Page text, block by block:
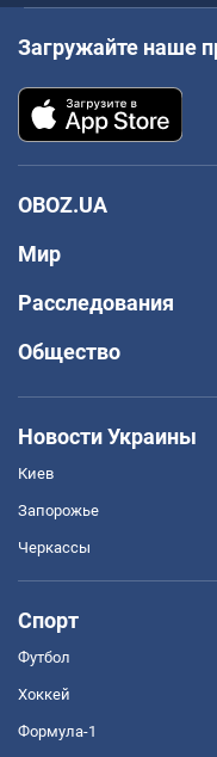
Загружайте наше
OBOZ.UA
Мир
Расследования
Общество
Новости Украины
Киев
Запорожье
Черкассы
Спорт
Футбол
Хоккей
Формула-1